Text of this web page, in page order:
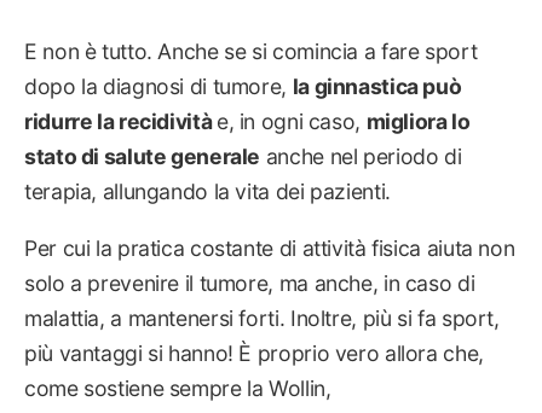
E non è tutto. Anche se si comincia a fare sport
dopo la diagnosi di tumore, la ginnastica può
ridurre la recidivitàe, in ogni caso, migliora lo
stato di salute generale anche nel periodo di
terapia, allungando la vita dei pazienti.
Per cui la pratica costante di attività fisica aiuta non
solo a prevenire il tumore, ma anche, in caso di
malattia, a mantenersi forti. Inoltre, più si fa sport,
più vantaggi si hanno! È proprio vero allora che,
come sostiene sempre la Wollin,